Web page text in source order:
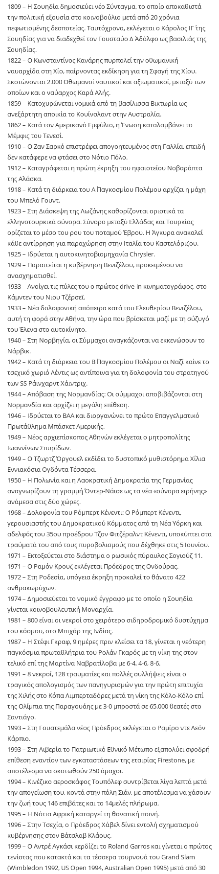
1809 – Η Σουηδία δημοσιεύει νέο Σύνταγμα, το οποίο αποκαθιστά
την πολιτική εξουσία στο κοινοβούλιο μετά από 20 χρόνια
πεφωτισμένης δεσποτείας. Ταυτόχρονα, εκλέγεται ο Κάρολος ΙΓ΄ της
Σουηδίας για να διαδεχθεί τον Γουσταύο Δ΄ Αδόλφο ως βασιλιάς της
Σουηδίας.
1822 – Ο Κωνσταντίνος Κανάρης πυρπολεί την οθωμανική
ναυαρχίδα στη Χίο, παίρνοντας εκδίκηση για τη Σφαγή της Χίου.
Σκοτώνονται 2.000 Οθωμανοί ναυτικοί και αξιωματικοί, μεταξύ των
οποίων και ο ναύαρχος Καρά Αλής.
1859 – Κατοχυρώνεται νομικά από τη βασίλισσα Βικτωρία ως
ανεξάρτητη αποικία το Κουίνσλαντ στην Αυστραλία.
1862 – Κατά τον Αμερικανό Εμφύλιο, η Ένωση καταλαμβάνει το
Μέμφις του Τενεσί.
1910 – Ο Ζαν Σαρκό επιστρέφει απογοητευμένος στη Γαλλία, επειδή
δεν κατάφερε να φτάσει στο Νότιο Πόλο.
1912 – Καταγράφεται η πρώτη έκρηξη του ηφαιστείου Νοβαράπτα
της Αλάσκα.
1918 – Κατά τη διάρκεια του Α΄ Παγκοσμίου Πολέμου αρχίζει η μάχη
του Μπελό Γουντ.
1923 – Στη Διάσκεψη της Λωζάνης καθορίζονται οριστικά τα
ελληνοτουρκικά σύνορα. Σύνορο μεταξύ Ελλάδας και Τουρκίας
ορίζεται το μέσο του ρου του ποταμού Έβρου. Η Άγκυρα ανακαλεί
κάθε αντίρρηση για παραχώρηση στην Ιταλία του Καστελόριζου.
1925 – Iδρύεται η αυτοκινητοβιομηχανία Chrysler.
1929 – Παραιτείται η κυβέρνηση Βενιζέλου, προκειμένου να
ανασχηματισθεί.
1933 – Ανοίγει τις πύλες του ο πρώτος drive-in κινηματογράφος, στο
Κάμντεν του Νιου Τζέρσεϊ.
1933 – Nέα δολοφονική απόπειρα κατά του Ελευθερίου Βενιζέλου,
αυτή τη φορά στην Αθήνα, την ώρα που βρίσκεται μαζί με τη σύζυγό
του Έλενα στο αυτοκίνητο.
1940 – Στη Νορβηγία, οι Σύμμαχοι αναγκάζονται να εκκενώσουν το
Νάρβικ.
1942 – Κατά τη διάρκεια του Β΄ Παγκοσμίου Πολέμου οι Ναζί καίνε το
τσεχικό χωριό Λέντις ως αντίποινα για τη δολοφονία του στρατηγού
των SS Ράινχαρντ Χάιντριχ.
1944 – Απόβαση της Νορμανδίας: Οι σύμμαχοι αποβιβάζονται στη
Νορμανδία και αρχίζει η μεγάλη επίθεση.
1946 – Ιδρύεται το ΒΑΑ και διοργανώνει το πρώτο Eπαγγελματικό
Πρωτάθλημα Μπάσκετ Αμερικής.
1949 – Νέος αρχιεπίσκοπος Αθηνών εκλέγεται ο μητροπολίτης
Ιωαννίνων Σπυρίδων.
1949 – Ο Τζωρτζ Όργουελ εκδίδει το δυστοπικό μυθιστόρημα Χίλια
Εννιακόσια Ογδόντα Τέσσερα.
1950 – Η Πολωνία και η Λαοκρατική Δημοκρατία της Γερμανίας
αναγνωρίζουν τη γραμμή Όντερ-Νάισε ως τα νέα «σύνορα ειρήνης»
ανάμεσα στις δύο χώρες.
1968 – Δολοφονία του Ρόμπερτ Κένεντι: Ο Ρόμπερτ Κένεντι,
γερουσιαστής του Δημοκρατικού Κόμματος από τη Νέα Υόρκη και
αδελφός του 35ου προέδρου Τζον Φιτζέραλντ Κένεντι, υποκύπτει στα
τραύματά του από τους πυροβολισμούς που δέχθηκε στις 5 Ιουνίου.
1971 – Εκτοξεύεται στο διάστημα ο ρωσικός πύραυλος Σογιούζ 11.
1971 – Ο Ραμόν Κρουζ εκλέγεται Πρόεδρος της Ονδούρας.
1972 – Στη Ροδεσία, υπόγεια έκρηξη προκαλεί το θάνατο 422
ανθρακωρύχων.
1974 – Δημοσιεύεται το νομικό έγγραφο με το οποίο η Σουηδία
γίνεται κοινοβουλευτική Μοναρχία.
1981 – 800 είναι οι νεκροί στο χειρότερο σιδηροδρομικό δυστύχημα
του κόσμου, στο Μπιχάρ της Ινδίας.
1987 – Η Στέφι Γκραφ, 9 ημέρες πριν κλείσει τα 18, γίνεται η νεότερη
παγκόσμια πρωταθλήτρια του Ρολάν Γκαρός με τη νίκη της στον
τελικό επί της Μαρτίνα Ναβρατίλοβα με 6-4, 4-6, 8-6.
1991 – 8 νεκροί, 128 τραυματίες και πολλές συλλήψεις είναι ο
τραγικός απολογισμός των πανηγυρισμών για την πρώτη επιτυχία
της Χιλής στο Κόπα Λιμπερταδόρες μετά τη νίκη της Κόλο-Κόλο επί
της Ολίμπια της Παραγουάης με 3-0 μπροστά σε 65.000 θεατές στο
Σαντιάγο.
1993 – Στη Γουατεμάλα νέος Πρόεδρος εκλέγεται ο Ραμίρο ντε Λεόν
Κάρπιο.
1993 – Στη Λιβερία το Πατριωτικό Εθνικό Μέτωπο εξαπολύει σφοδρή
επίθεση εναντίον των εγκαταστάσεων της εταιρίας Firestone, με
αποτέλεσμα να σκοτωθούν 250 άμαχοι.
1994 – Κινέζικο αεροσκάφος Τουπόλεφ συντρίβεται λίγα λεπτά μετά
την απογείωση του, κοντά στην πόλη Σιάν, με αποτέλεσμα να χάσουν
την ζωή τους 146 επιβάτες και το 14μελές πλήρωμα.
1995 – Η Νότια Αφρική καταργεί τη θανατική ποινή.
1996 – Στην Τσεχία, ο Πρόεδρος Χάβελ δίνει εντολή σχηματισμού
κυβέρνησης στον Βάτσλαβ Κλάους.
1999 – Ο Αντρέ Αγκάσι κερδίζει το Roland Garros και γίνεται ο πρώτος
τενίστας που κατακτά και τα τέσσερα τουρνουά του Grand Slam
(Wimbledon 1992, US Open 1994, Australian Open 1995) μετά από 30